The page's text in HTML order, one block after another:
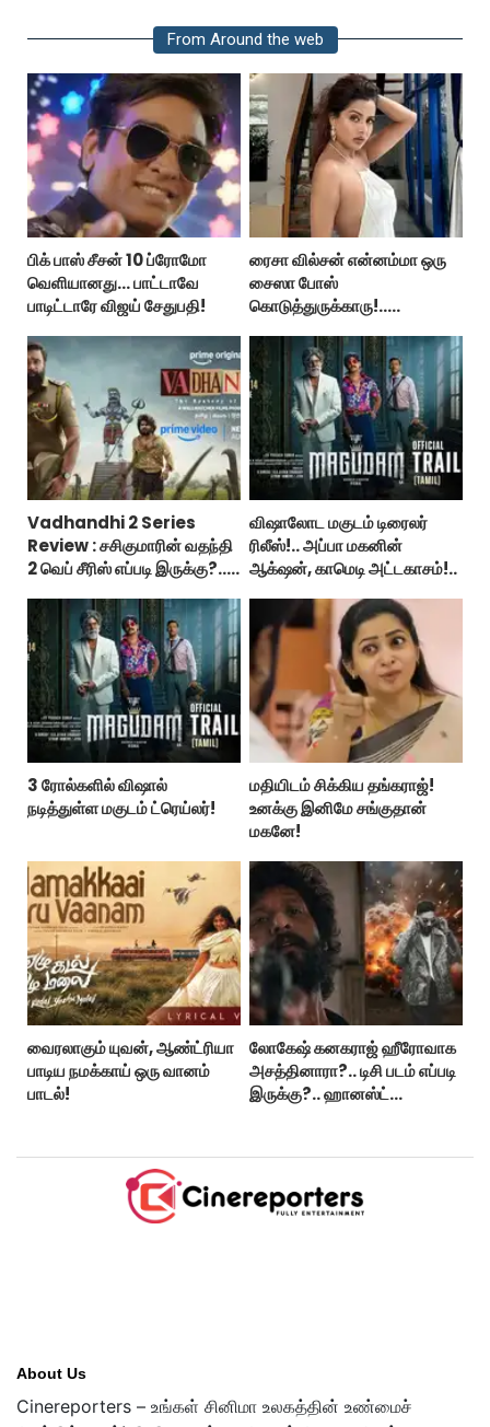
From Around the web
பிக் பாஸ் சீசன் 10 ப்ரோமோ
வெளியானது... பாட்டாவே
பாடிட்டாரே விஜய் சேதுபதி!
ரைசா வில்சன் என்னம்மா ஒரு
சைஸா போஸ்
கொடுத்துருக்காரு!..
Vadhandhi 2 Series
Review : சசிகுமாரின் வதந்தி
2 வெப் சீரிஸ் எப்படி இருக்கு?...
விஷாலோட மகுடம் டிரைலர்
ரிலீஸ்!.. அப்பா மகனின்
ஆக்‌ஷன், காமெடி அட்டகாசம்!..
3 ரோல்களில் விஷால்
நடித்துள்ள மகுடம் ட்ரெய்லர்!
மதியிடம் சிக்கிய தங்கராஜ்!
உனக்கு இனிமே சங்குதான்
மகனே!
வைரலாகும் யுவன், ஆண்ட்ரியா
பாடிய நமக்காய் ஒரு வானம்
பாடல்!
லோகேஷ் கனகராஜ் ஹீரோவாக
அசத்தினாரா?.. டிசி படம் எப்படி
இருக்கு?.. ஹானஸ்ட்
About Us
Cinereporters – உங்கள் சினிமா உலகத்தின் உண்மைச்